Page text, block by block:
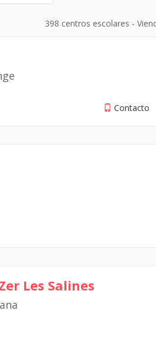
398 centros escolares -
Contacto
Les Salines